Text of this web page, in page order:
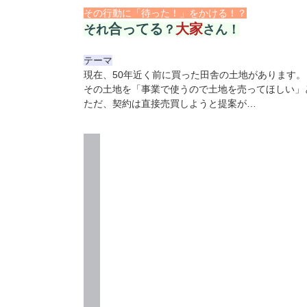
その行動に「待った！」をかける！？
それ合ってる ？ 大家さん！
テーマ
現在、50年近く前に買った田舎の土地があります。
その土地を「事業で使うので土地を売ってほしい」
ただ、契約は直接売買しようと提案が…